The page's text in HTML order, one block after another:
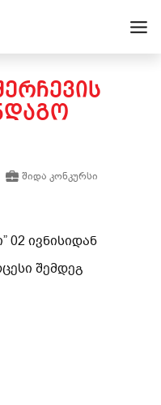
შიდა კონკურსი
02 ივნისიდან
შემდეგ